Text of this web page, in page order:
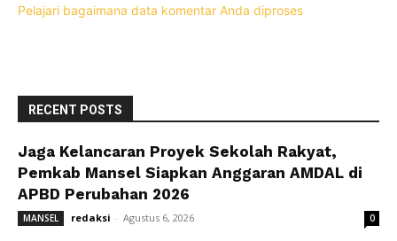
Pelajari bagaimana data komentar Anda diproses
RECENT POSTS
Jaga Kelancaran Proyek Sekolah Rakyat,
Pemkab Mansel Siapkan Anggaran AMDAL di
APBD Perubahan 2026
MANSEL redaksi - Agustus 6, 2026 0